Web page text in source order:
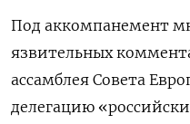
Под аккомпанемент
язвительных
ассамблея Совета
делегацию